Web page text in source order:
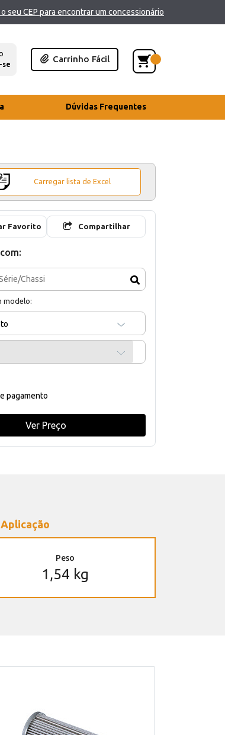
seu CEP para encontrar um concessionário
se
Carrinho Fácil
Dúvidas Frequentes
Carregar lista de Excel
Favorito Compartilhar
modelo:
pagamento
Ver Preço
Peso
1,54 kg